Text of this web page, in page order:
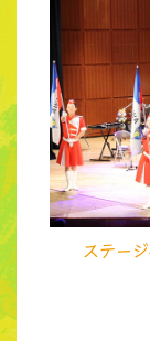
ステー